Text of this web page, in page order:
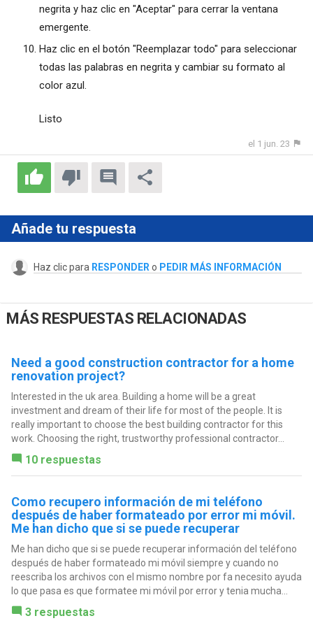
negrita y haz clic en "Aceptar" para cerrar la ventana
emergente.
Haz clic en el botón "Reemplazar todo" para seleccionar
todas las palabras en negrita y cambiar su formato al
color azul.
Listo
el 1 jun. 23
Añade tu respuesta
Haz clic para RESPONDER o PEDIR MÁS INFORMACIÓN
MÁS RESPUESTAS RELACIONADAS
Need a good construction contractor for a home
renovation project?
Interested in the uk area. Building a home will be a great
investment and dream of their life for most of the people. It is
really important to choose the best building contractor for this
work. Choosing the right, trustworthy professional contractor...
10 respuestas
Como recupero información de mi teléfono
después de haber formateado por error mi móvil.
Me han dicho que si se puede recuperar
Me han dicho que si se puede recuperar información del teléfono
después de haber formateado mi móvil siempre y cuando no
reescriba los archivos con el mismo nombre por fa necesito ayuda
lo que pasa es que formatee mi móvil por error y tenia mucha...
3 respuestas